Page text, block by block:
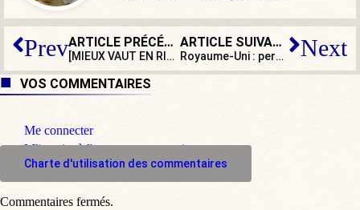
Prev ARTICLE PRÉCÉDENT
[MIEUX VAUT EN RIRE] Mélenchon le dictateur ?
ARTICLE SUIVANT
Royaume-Uni : percée historique de Reform UK de Farage, défaite travailliste Next
VOS COMMENTAIRES
Me connecter
M'inscrire à l'espace commentaire
Charte d'utilisation des commentaires
Commentaires fermés.